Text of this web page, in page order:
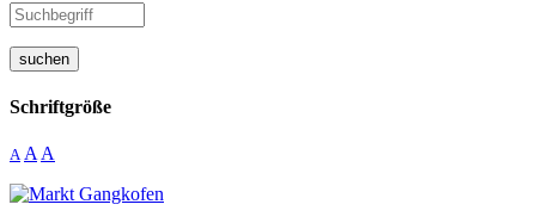
suchen
Schriftgröße
A A A